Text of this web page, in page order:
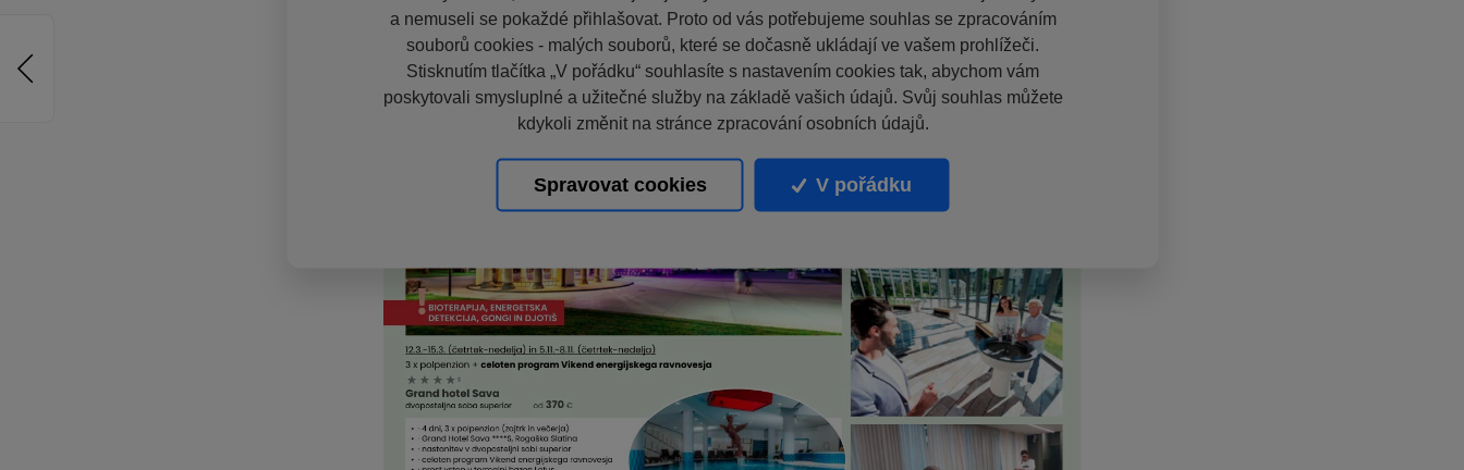
a nemuseli se pokaždé přihlašovat. Proto od vás potřebujeme souhlas se zpracováním
souborů cookies - malých souborů, které se dočasně ukládají ve vašem prohlížeči.
Stisknutím tlačítka „V pořádku“ souhlasíte s nastavením cookies tak, abychom vám
poskytovali smysluplné a užitečné služby na základě vašich údajů. Svůj souhlas můžete
kdykoli změnit na stránce zpracování osobních údajů.
Spravovat cookies V pořádku